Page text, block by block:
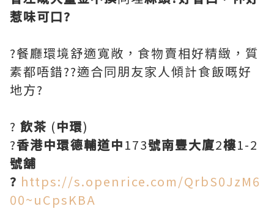
惹味可口?
?餐廳環境舒適寬敞，食物賣相好精緻，質
素都唔錯??適合同朋友家人傾計食飯嘅好
地方?
? 飲茶 (中環)
?香港中環德輔道中173號南豐大廈2樓1-2
號舖
? https://s.openrice.com/QrbS0JzM6
00~uCpsKBA